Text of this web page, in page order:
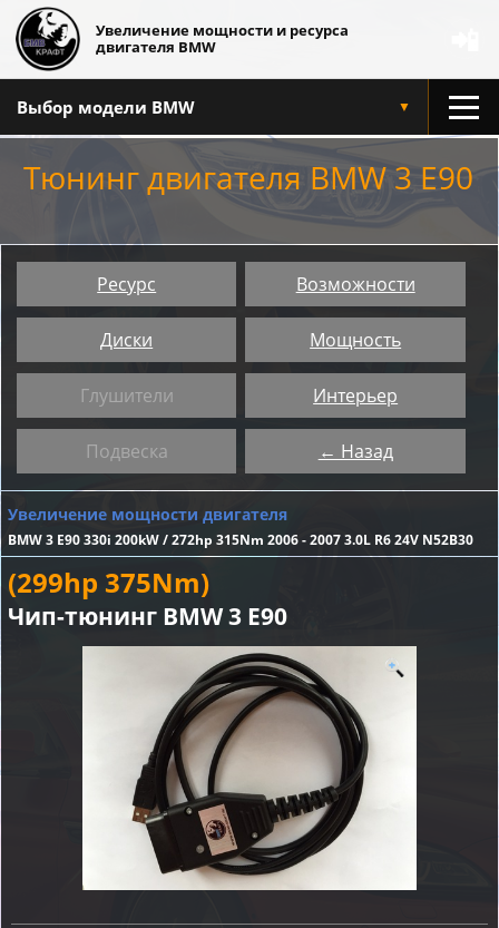
Увеличение мощности и ресурса
двигателя BMW
Выбор модели BMW ▼
Тюнинг двигателя BMW 3 E90
Ресурс Возможности
Диски Мощность
Глушители Интерьер
Подвеска ← Назад
Увеличение мощности двигателя
BMW 3 E90 330i 200kW / 272hp 315Nm 2006 - 2007 3.0L R6 24V N52B30
(299hp 375Nm)
Чип-тюнинг BMW 3 E90